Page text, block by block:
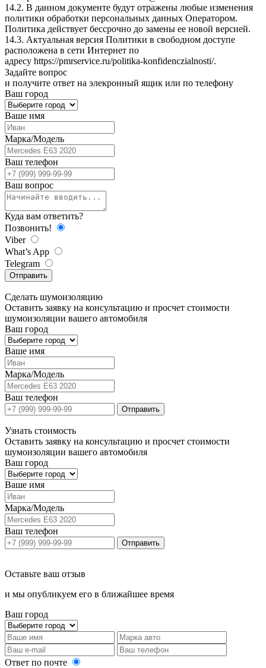
14.2. В данном документе будут отражены любые изменения
политики обработки персональных данных Оператором.
Политика действует бессрочно до замены ее новой версией.
14.3. Актуальная версия Политики в свободном доступе
расположена в сети Интернет по
адресу https://pmrservice.ru/politika-konfidenczialnosti/.
Задайте вопрос
и получите ответ на элекронный ящик или по телефону
Ваш город
Ваше имя
Марка/Модель
Ваш телефон
Ваш вопрос
Куда вам ответить?
Позвонить!
Viber
What’s App
Telegram
Отправить
Сделать шумоизоляцию
Оставить заявку на консультацию и просчет стоимости
шумоизоляции вашего автомобиля
Ваш город
Ваше имя
Марка/Модель
Ваш телефон
Отправить
Узнать стоимость
Оставить заявку на консультацию и просчет стоимости
шумоизоляции вашего автомобиля
Ваш город
Ваше имя
Марка/Модель
Ваш телефон
Отправить
Оставьте ваш отзыв
и мы опубликуем его в ближайшее время
Ваш город
Ответ по почте